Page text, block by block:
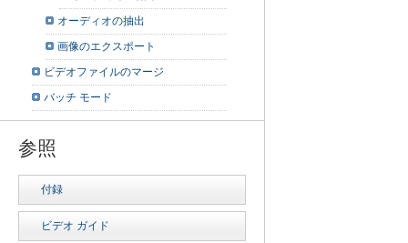
オーディオの抽出
画像のエクスポート
ビデオファイルのマージ
バッチ モード
参照
付録
ビデオ ガイド